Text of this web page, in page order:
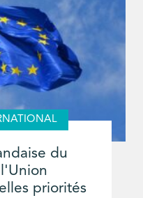
du
priorités